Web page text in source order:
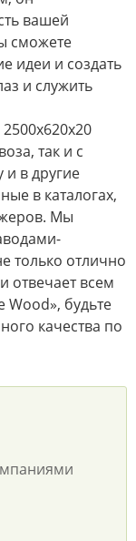
вашей
сможете
идеи и создать
и служить
так и с
и в другие
в каталогах,
Мы
только отлично
отвечает всем
Wood», будьте
качества по